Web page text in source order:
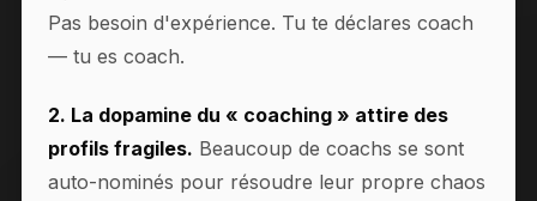
Pas besoin d'expérience. Tu te déclares coach
— tu es coach.
2. La dopamine du « coaching » attire des
profils fragiles. Beaucoup de coachs se sont
auto-nominés pour résoudre leur propre chaos